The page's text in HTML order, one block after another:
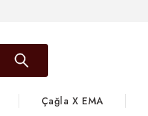
Çağla X EMA